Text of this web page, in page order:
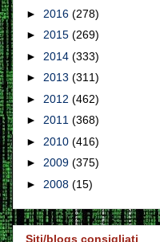
► 2016 (278)
► 2015 (269)
► 2014 (333)
► 2013 (311)
► 2012 (462)
► 2011 (368)
► 2010 (416)
► 2009 (375)
► 2008 (15)
Siti/blogs consigliati